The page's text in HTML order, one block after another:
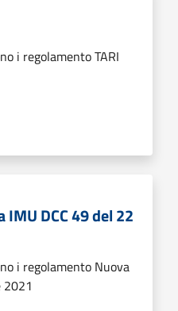
i regolamento TARI
DCC 49 del 22
i regolamento Nuova
2021